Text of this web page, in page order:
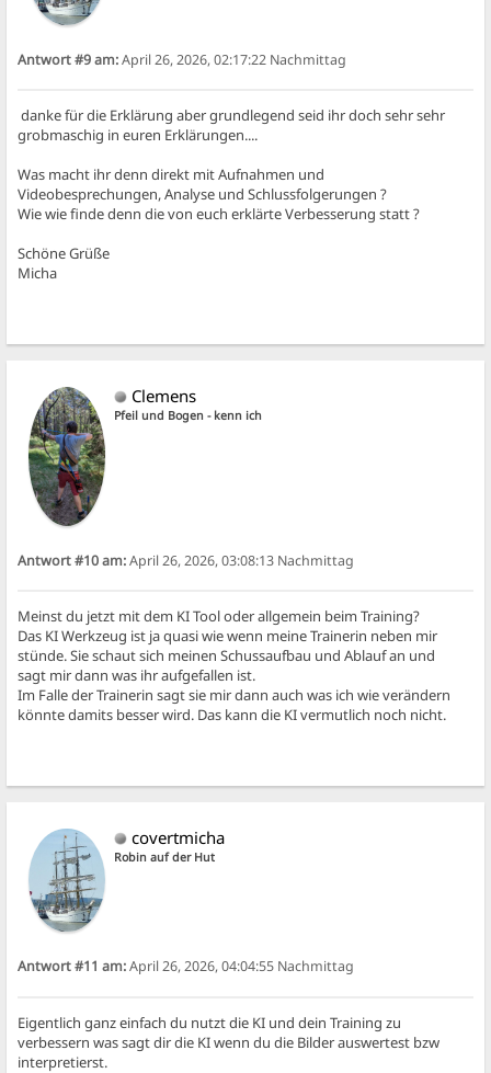
Antwort #9 am:April 26, 2026, 02:17:22 Nachmittag
danke für die Erklärung aber grundlegend seid ihr doch sehr sehr
grobmaschig in euren Erklärungen....
Was macht ihr denn direkt mit Aufnahmen und
Videobesprechungen, Analyse und Schlussfolgerungen ?
Wie wie finde denn die von euch erklärte Verbesserung statt ?
Schöne Grüße
Micha
Clemens
Pfeil und Bogen - kenn ich
Antwort #10 am:April 26, 2026, 03:08:13 Nachmittag
Meinst du jetzt mit dem KI Tool oder allgemein beim Training?
Das KI Werkzeug ist ja quasi wie wenn meine Trainerin neben mir
stünde. Sie schaut sich meinen Schussaufbau und Ablauf an und
sagt mir dann was ihr aufgefallen ist.
Im Falle der Trainerin sagt sie mir dann auch was ich wie verändern
könnte damits besser wird. Das kann die KI vermutlich noch nicht.
covertmicha
Robin auf der Hut
Antwort #11 am:April 26, 2026, 04:04:55 Nachmittag
Eigentlich ganz einfach du nutzt die KI und dein Training zu
verbessern was sagt dir die KI wenn du die Bilder auswertest bzw
interpretierst.